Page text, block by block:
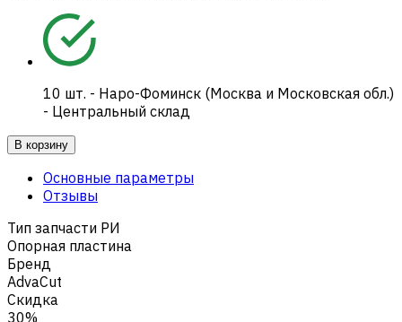
10 шт. - Наро-Фоминск (Москва и Московская обл.)
- Центральный склад
В корзину
Основные параметры
Отзывы
Тип запчасти РИ
Опорная пластина
Бренд
AdvaCut
Скидка
30%